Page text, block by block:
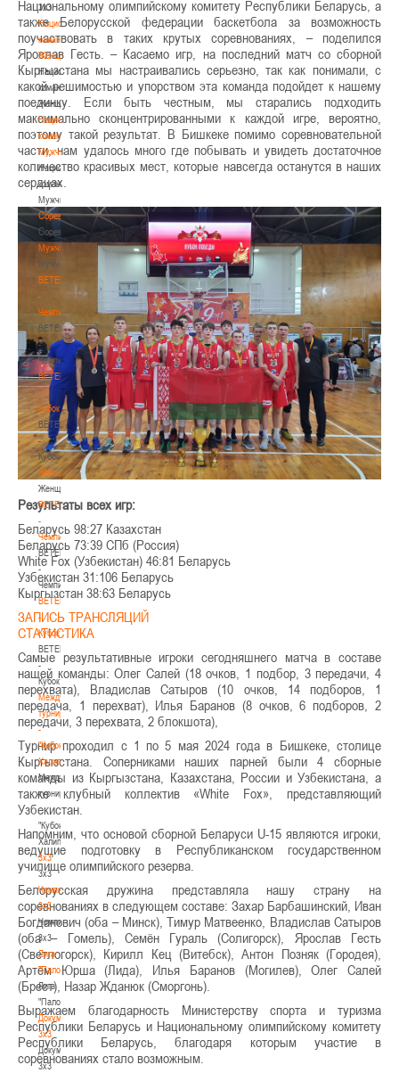
3х3
Национальная
команда.
Женщины
Национальная
команда.
Женщины
Национальная
команда.
Мужчины
Национальная
команда.
Мужчины
Соревнования
Соревнования
Мужчины
Мужчины
BETERA
-
Чемпионат
BETERA
-
Чемпионат
BETERA
-
Кубок
BETERA
-
Кубок
Женщины
Женщины
BETERA
-
Чемпионат
BETERA
-
Чемпионат
BETERA
-
Кубок
BETERA
-
Кубок
Международный
турнир
-
"Кубок
Халипского"
Международный
турнир
-
"Кубок
Халипского"
3x3
3x3
Чемпионат
3х3
Чемпионат
3х3
Лига
"Палова"
Лига
"Палова"
Документы
3х3
Документы
3х3
Национальному олимпийскому комитету Республики Беларусь, а
также Белорусской федерации баскетбола за возможность
поучаствовать в таких крутых соревнованиях, – поделился
Ярослав Гесть. – Касаемо игр, на последний матч со сборной
Кыргызстана мы настраивались серьезно, так как понимали, с
какой решимостью и упорством эта команда подойдет к нашему
поединку. Если быть честным, мы старались подходить
максимально сконцентрированными к каждой игре, вероятно,
поэтому такой результат. В Бишкеке помимо соревновательной
части, нам удалось много где побывать и увидеть достаточное
количество красивых мест, которые навсегда останутся в наших
сердцах.
Результаты всех игр:
Беларусь 98:27 Казахстан
Беларусь 73:39 СПб (Россия)
White Fox (Узбекистан) 46:81 Беларусь
Узбекистан 31:106 Беларусь
Кыргызстан 38:63 Беларусь
ЗАПИСЬ ТРАНСЛЯЦИЙ
СТАТИСТИКА
Самые результативные игроки сегодняшнего матча в составе
нашей команды: Олег Салей (18 очков, 1 подбор, 3 передачи, 4
перехвата), Владислав Сатыров (10 очков, 14 подборов, 1
передача, 1 перехват), Илья Баранов (8 очков, 6 подборов, 2
передачи, 3 перехвата, 2 блокшота),
Турнир проходил с 1 по 5 мая 2024 года в Бишкеке, столице
Кыргызстана. Соперниками наших парней были 4 сборные
команды из Кыргызстана, Казахстана, России и Узбекистана, а
также клубный коллектив «White Fox», представляющий
Узбекистан.
Напомним, что основой сборной Беларуси U-15 являются игроки,
ведущие подготовку в Республиканском государственном
училище олимпийского резерва.
Белорусская дружина представляла нашу страну на
соревнованиях в следующем составе: Захар Барбашинский, Иван
Богданович (оба – Минск), Тимур Матвеенко, Владислав Сатыров
(оба – Гомель), Семён Гураль (Солигорск), Ярослав Гесть
(Светлогорск), Кирилл Кец (Витебск), Антон Позняк (Городея),
Артём Юрша (Лида), Илья Баранов (Могилев), Олег Салей
(Брест), Назар Жданюк (Сморгонь).
Выражаем благодарность Министерству спорта и туризма
Республики Беларусь и Национальному олимпийскому комитету
Республики Беларусь, благодаря которым участие в
соревнованиях стало возможным.